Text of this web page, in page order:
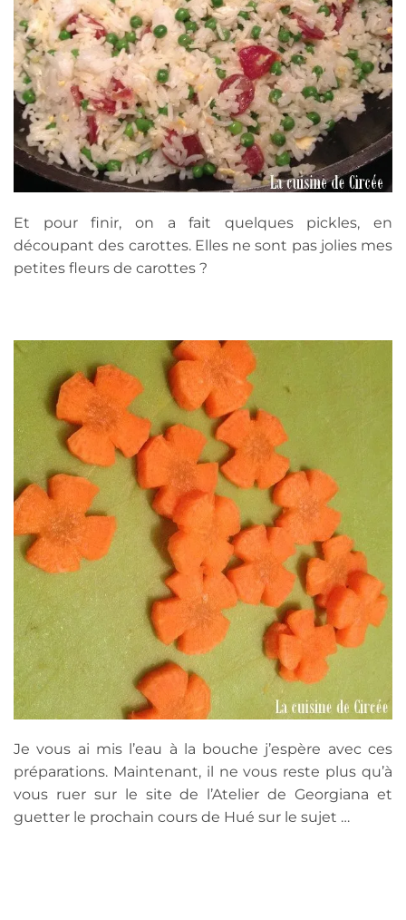
Et pour finir, on a fait quelques pickles, en
découpant des carottes. Elles ne sont pas jolies mes
petites fleurs de carottes ?
Je vous ai mis l’eau à la bouche j’espère avec ces
préparations. Maintenant, il ne vous reste plus qu’à
vous ruer sur le site de l’Atelier de Georgiana et
guetter le prochain cours de Hué sur le sujet …